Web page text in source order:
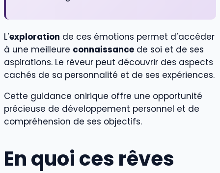
L’exploration de ces émotions permet d’accéder
à une meilleure connaissance de soi et de ses
aspirations. Le rêveur peut découvrir des aspects
cachés de sa personnalité et de ses expériences.
Cette guidance onirique offre une opportunité
précieuse de développement personnel et de
compréhension de ses objectifs.
En quoi ces rêves